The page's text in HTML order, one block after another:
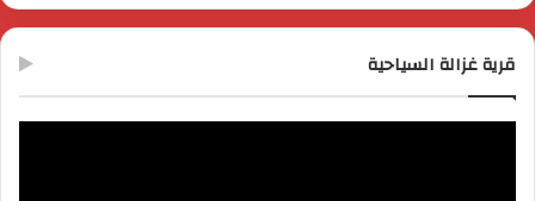
قرية غزالة السياحية